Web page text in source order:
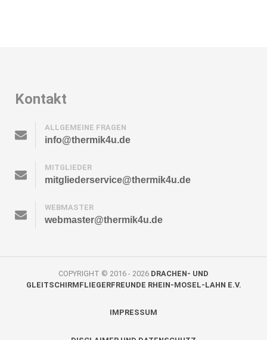
Kontakt
ALLGEMEINE FRAGEN
info@thermik4u.de
MITGLIEDER
mitgliederservice@thermik4u.de
WEBMASTER
webmaster@thermik4u.de
COPYRIGHT © 2016 - 2026 DRACHEN- UND
GLEITSCHIRMFLIEGERFREUNDE RHEIN-MOSEL-LAHN E.V.
IMPRESSUM